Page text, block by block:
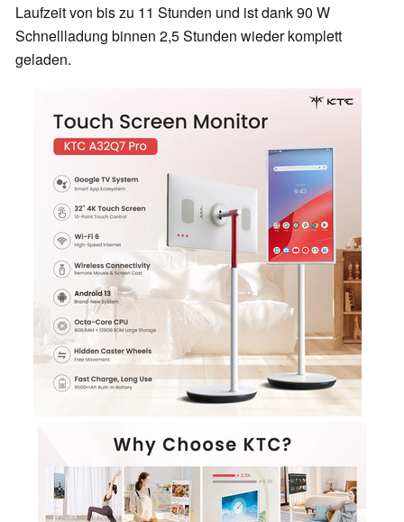
Laufzeit von bis zu 11 Stunden und ist dank 90 W
Schnellladung binnen 2,5 Stunden wieder komplett
geladen.